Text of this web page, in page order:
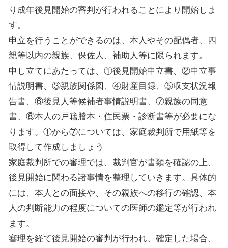
り成年後見開始の審判が行われることにより開始しま
す。
申立を行うことができるのは、本人やその配偶者、四
親等以内の親族、保佐人、補助人等に限られます。
申し立てにあたっては、①後見開始申立書、②申立事
情説明書、③親族関係図、④財産目録、⑤収支状況報
告書、⑥後見人等候補者事情説明書、⑦親族の同意
書、⑧本人の戸籍謄本・住民票・診断書等が必要にな
ります。①から⑦については、家庭裁判所で用紙等を
取得して作成しましょう
家庭裁判所での審理では、裁判官が書類を確認の上、
後見開始に関わる諸事情を整理していきます。具体的
には、本人との面接や、その親族への移行の確認、本
人の判断能力の程度についての医師の鑑定等が行われ
ます。
審理を経て後見開始の審判が行われ、確定した場合、